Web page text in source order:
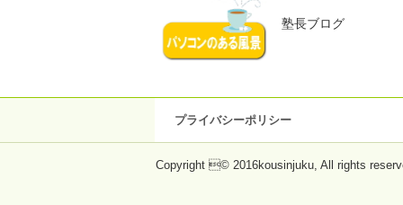
塾長ブログ
プライバシーポリシー
Copyright © 2016kousinjuku, All rights